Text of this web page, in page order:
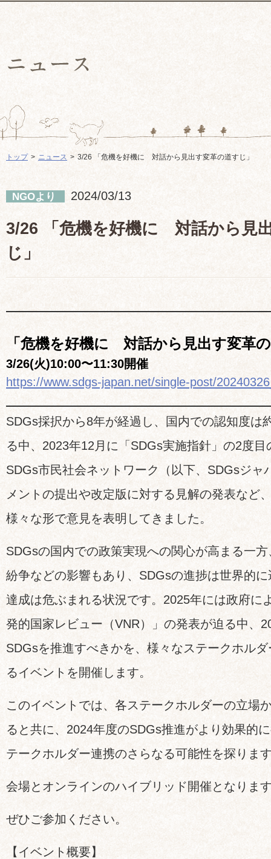
トップ ニュース 3/26 「危機を好機に 対話から見出す変革の道すじ」
NGOより 2024/03/13
3/26 「危機を好機に 対話から見
じ」
「危機を好機に 対話から見出す変革
3/26(火)10:00〜11:30開催
https://www.sdgs-japan.net/single-post/
SDGs採択から8年が経過し、国内での認知度は
る中、2023年12月に「SDGs実施指針」の2度
SDGs市民社会ネットワーク（以下、SDGsジャ
メントの提出や改定版に対する見解の発表など
様々な形で意見を表明してきました。
SDGsの国内での政策実現への関心が高まる一
紛争などの影響もあり、SDGsの進捗は世界的
達成は危ぶまれる状況です。2025年には政府に
発的国家レビュー（VNR）」の発表が迫る中、
SDGsを推進すべきかを、様々なステークホル
るイベントを開催します。
このイベントでは、各ステークホルダーの立場
ると共に、2024年度のSDGs推進がより効果的
テークホルダー連携のさらなる可能性を探りま
会場とオンラインのハイブリッド開催となりま
ぜひご参加ください。
【イベント概要】